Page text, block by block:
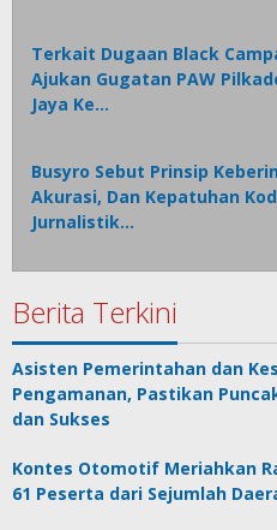
Terkait Dugaan Black
Ajukan Gugatan PAW
Jaya Ke…
Busyro Sebut Prinsip
Akurasi, Dan Kepatuhan
Jurnalistik…
Berita Terkini
Asisten Pemerintahan dan
Pengamanan, Pastikan
dan Sukses
Kontes Otomotif Meriahkan
61 Peserta dari Sejumlah